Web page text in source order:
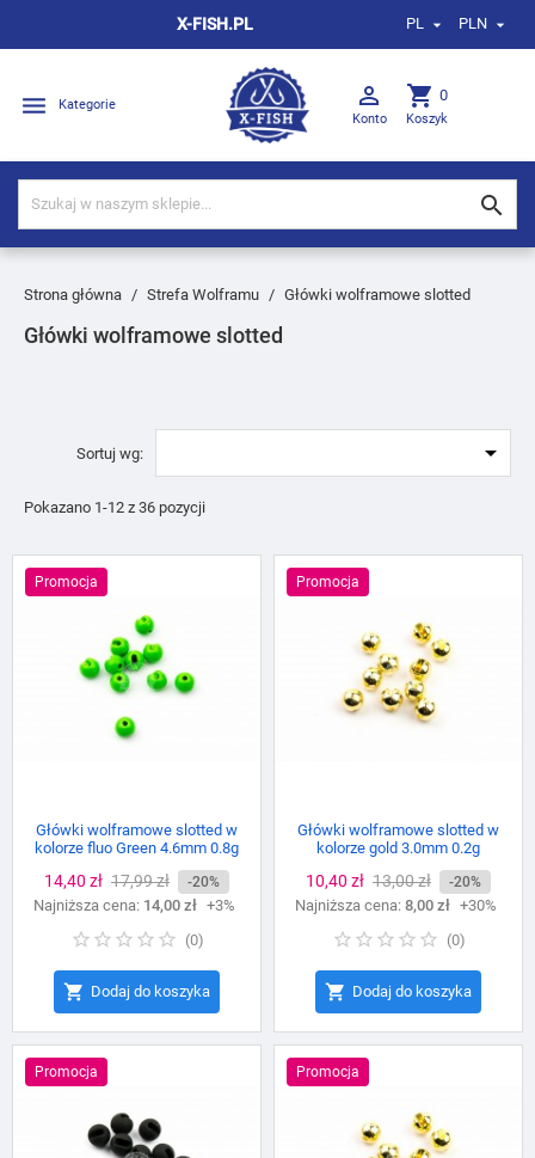
X-FISH.PL PL  PLN 
 Kategorie 
Konto
shopping_cart 0
Koszyk

Strona główna Strefa Wolframu Główki wolframowe slotted
Główki wolframowe slotted
Sortuj wg: 
Pokazano 1-12 z 36 pozycji
Promocja
Główki wolframowe slotted w
kolorze fluo Green 4.6mm 0.8g
Cena
14,40 zł Cena
podstawowa
17,99 zł -20%
Najniższa cena: 14,00 zł +3%
(0)
 Dodaj do koszyka
Promocja
Główki wolframowe slotted w
kolorze gold 3.0mm 0.2g
Cena
10,40 zł Cena
podstawowa
13,00 zł -20%
Najniższa cena: 8,00 zł +30%
(0)
 Dodaj do koszyka
Promocja Promocja